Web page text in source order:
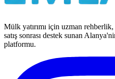
Mülk yatırımı için uzman rehberlik,
satış sonrası destek sunan
platformu.